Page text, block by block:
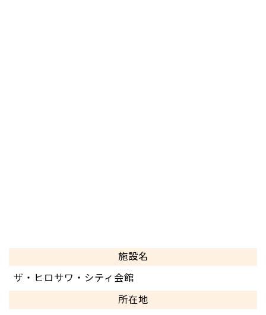
施設名
ザ・ヒロサワ・シティ会館
所在地